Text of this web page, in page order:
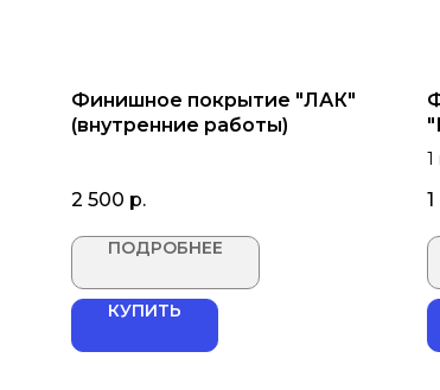
Финишное покрытие "ЛАК"
(внутренние работы)
2 500 р.
ПОДРОБНЕЕ
КУПИТЬ
1